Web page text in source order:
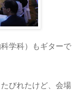
学科）もギターで
びれたけど、会場